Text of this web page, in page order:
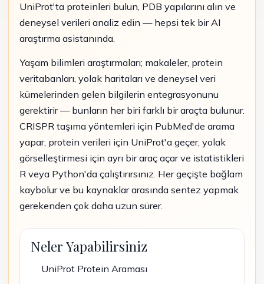
UniProt'ta proteinleri bulun, PDB yapılarını alın ve
deneysel verileri analiz edin — hepsi tek bir AI
araştırma asistanında.
Yaşam bilimleri araştırmaları; makaleler, protein
veritabanları, yolak haritaları ve deneysel veri
kümelerinden gelen bilgilerin entegrasyonunu
gerektirir — bunların her biri farklı bir araçta bulunur.
CRISPR taşıma yöntemleri için PubMed'de arama
yapar, protein verileri için UniProt'a geçer, yolak
görselleştirmesi için ayrı bir araç açar ve istatistikleri
R veya Python'da çalıştırırsınız. Her geçişte bağlam
kaybolur ve bu kaynaklar arasında sentez yapmak
gerekenden çok daha uzun sürer.
Neler Yapabilirsiniz
UniProt Protein Araması